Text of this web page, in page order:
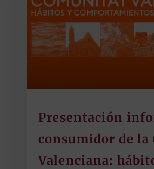
Presentación
consumidor de la
Valenciana: